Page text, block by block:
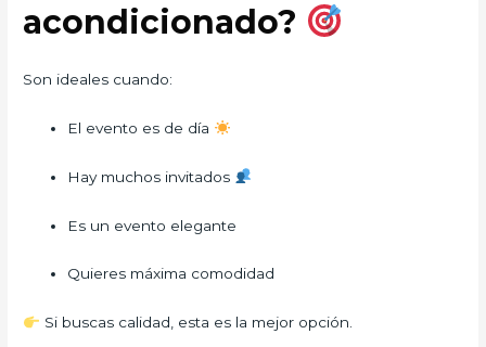
acondicionado?
Son ideales cuando:
El evento es de día
Hay muchos invitados
Es un evento elegante
Quieres máxima comodidad
Si buscas calidad, esta es la mejor opción.